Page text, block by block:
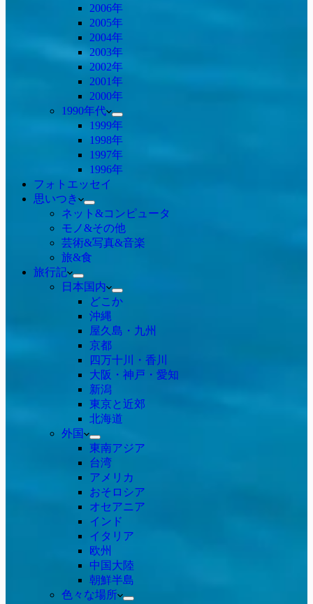
2006年
2005年
2004年
2003年
2002年
2001年
2000年
1990年代
1999年
1998年
1997年
1996年
フォトエッセイ
思いつき
ネット&コンピュータ
モノ&その他
芸術&写真&音楽
旅&食
旅行記
日本国内
どこか
沖縄
屋久島・九州
京都
四万十川・香川
大阪・神戸・愛知
新潟
東京と近郊
北海道
外国
東南アジア
台湾
アメリカ
おそロシア
オセアニア
インド
イタリア
欧州
中国大陸
朝鮮半島
色々な場所